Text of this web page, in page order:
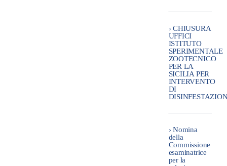
› CHIUSURA
UFFICI
ISTITUTO
SPERIMENTALE
ZOOTECNICO
PER LA
SICILIA PER
INTERVENTO
DI
› Nomina
della
Commissione
esaminatrice
per la